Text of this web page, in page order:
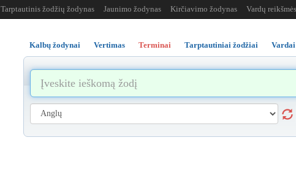
Tarptautinis žodžių žodynas Jaunimo žodynas Kirčiavimo žodynas Vardų reikšmės
Kalbų žodynai Vertimas Terminai Tarptautiniai žodžiai Vardai